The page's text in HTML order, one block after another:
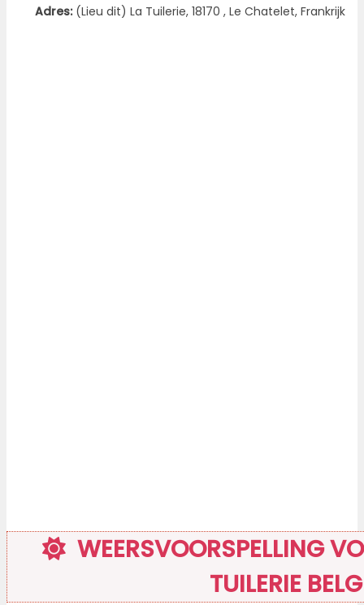
Adres: (Lieu dit) La Tuilerie, 18170 , Le Chatelet, Frankrijk
WEERSVOORSPELLING
TUILERIE